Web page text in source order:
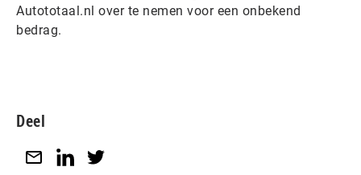
Autototaal.nl over te nemen voor een onbekend
bedrag.
Deel